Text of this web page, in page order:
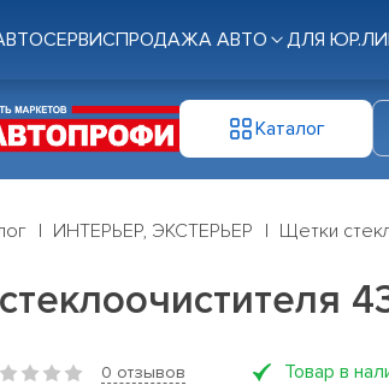
ПРОДАЖА АВТО ДЛЯ
Каталог
ИНТЕРЬЕР, ЭКСТЕРЬЕР Щетки
0 отзывов Товар в